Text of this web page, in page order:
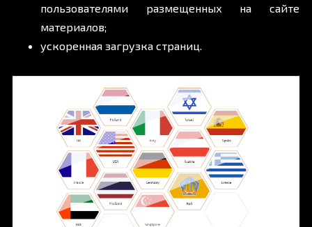
пользователями размещенных на сайте
материалов;
ускоренная загрузка страниц.